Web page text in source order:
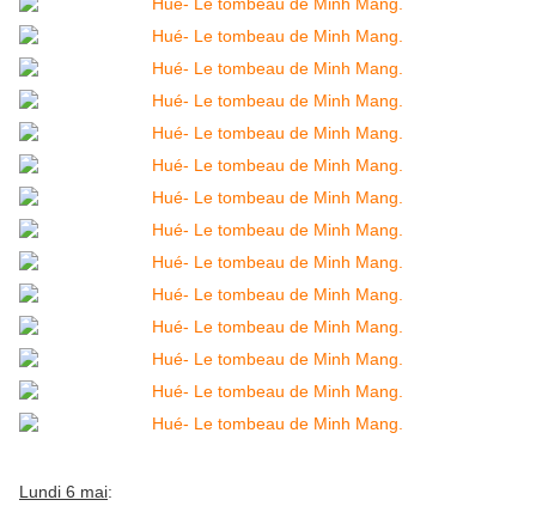
Lundi 6 mai: